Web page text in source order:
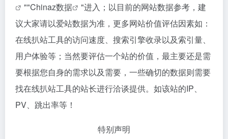
""Chinaz数据
"进入；以目前的网站数据参考，建
议大家请以爱站数据为准，更多网站价值评估因素如：
在线扒站工具的访问速度、搜索引擎收录以及索引量、
用户体验等；当然要评估一个站的价值，最主要还是需
要根据您自身的需求以及需要，一些确切的数据则需要
找在线扒站工具的站长进行洽谈提供。如该站的IP、
PV、跳出率等！
特别声明